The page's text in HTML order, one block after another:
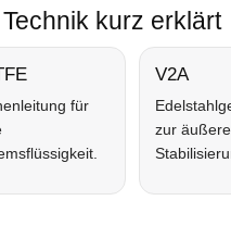
Technik kurz erklärt
für
V2A
zur